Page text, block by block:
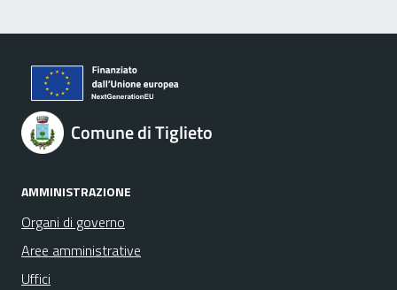
Comune di Tiglieto
AMMINISTRAZIONE
Organi di governo
Aree amministrative
Uffici